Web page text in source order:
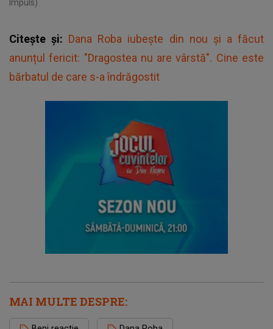
Impuls)
Citește și: Dana Roba iubește din nou și a făcut
anunțul fericit: "Dragostea nu are vârstă". Cine este
bărbatul de care s-a îndrăgostit
MAI MULTE DESPRE: